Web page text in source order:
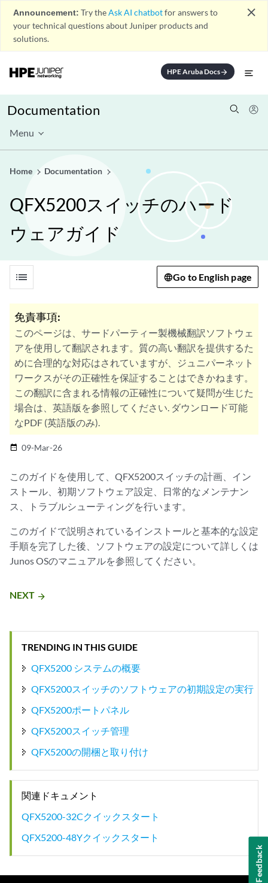
Announcement: Try theAsk AI chatbotfor answers to
your technical questions about Juniper products and
solutions.
close
HPE Aruba Docsarrow_forward
Documentation
Menu
Home Documentation
QFX5200スイッチのハード
ウェアガイド
list Go to English page
免責事項:
このページは、サードパーティー製機械翻訳ソフトウェ
アを使用して翻訳されます。質の高い翻訳を提供するた
めに合理的な対応はされていますが、ジュニパーネット
ワークスがその正確性を保証することはできかねます。
この翻訳に含まれる情報の正確性について疑問が生じた
場合は、英語版を参照してください. ダウンロード可能
なPDF (英語版のみ).
date_range 09-Mar-26
このガイドを使用して、QFX5200スイッチの計画、イン
ストール、初期ソフトウェア設定、日常的なメンテナン
ス、トラブルシューティングを行います。
このガイドで説明されているインストールと基本的な設定
手順を完了した後、ソフトウェアの設定について詳しくは
Junos OSのマニュアルを参照してください。
NEXT arrow_forward
TRENDING IN THIS GUIDE
QFX5200 システムの概要
QFX5200スイッチのソフトウェアの初期設定の実行
QFX5200ポートパネル
QFX5200スイッチ管理
QFX5200の開梱と取り付け
関連ドキュメント
QFX5200-32Cクイックスタート
QFX5200-48Yクイックスタート
Feedback